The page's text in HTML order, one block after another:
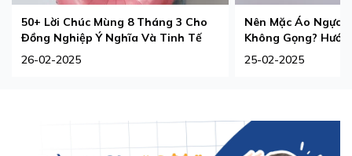
50+ Lời Chúc Mùng 8 Tháng 3 Cho
Đồng Nghiệp Ý Nghĩa Và Tinh Tế
26-02-2025
Nên Mặc Áo Ngực
Không Gọng?
Phù Hợp Nhất
25-02-2025